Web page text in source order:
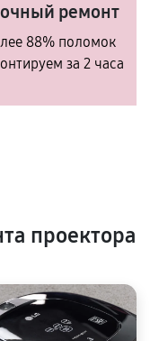
ремонт
88% поломок
за 2 часа
проектора